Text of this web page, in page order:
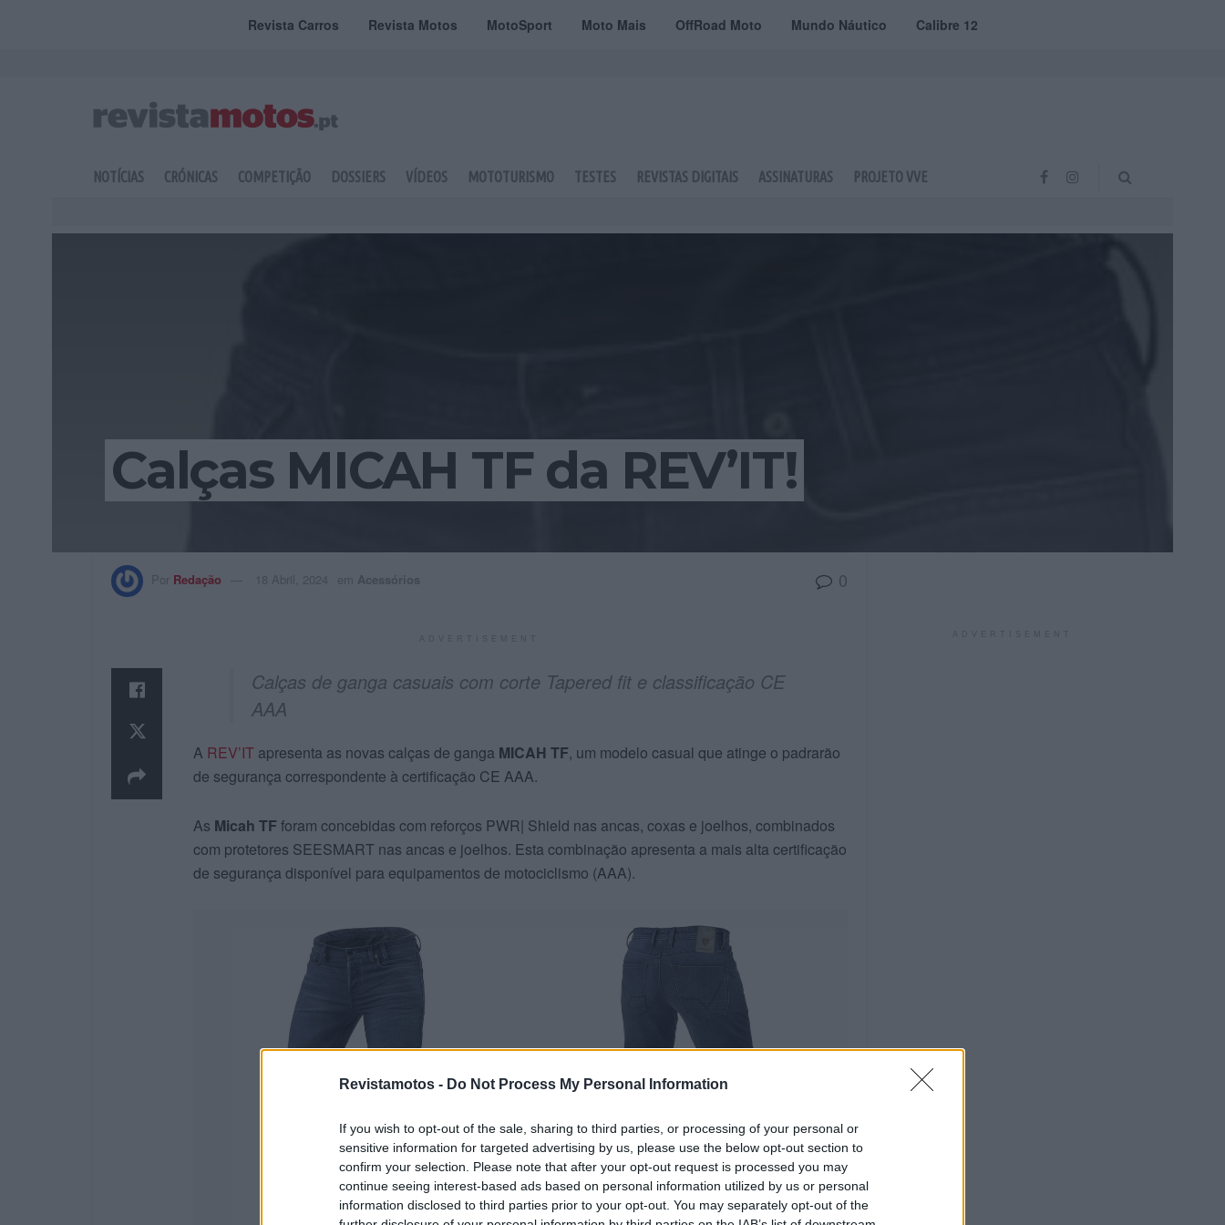
Revistamotos - Do Not Process My Personal Information
If you wish to opt-out of the sale, sharing to third parties, or processing of your personal or
sensitive information for targeted advertising by us, please use the below opt-out section to
confirm your selection. Please note that after your opt-out request is processed you may
continue seeing interest-based ads based on personal information utilized by us or personal
information disclosed to third parties prior to your opt-out. You may separately opt-out of the
Revista Carros Revista Motos MotoSport Moto Mais OffRoad Moto Mundo Náutico Calibre 12
NOTÍCIAS CRÓNICAS COMPETIÇÃO DOSSIERS VÍDEOS MOTOTURISMO TESTES REVISTAS DIGITAIS ASSINATURAS PROJETO VVE
Calças MICAH TF da REV’IT!
Por Redação 18 Abril, 2024 em Acessórios 0
Calças de ganga casuais com corte Tapered fit e classificação CE
AAA
A REV’IT apresenta as novas calças de ganga MICAH TF, um modelo casual que atinge o padrarão
de segurança correspondente à certificação CE AAA.
As Micah TF foram concebidas com reforços PWR| Shield nas ancas, coxas e joelhos, combinados
com protetores SEESMART nas ancas e joelhos. Esta combinação apresenta a mais alta certificação
de segurança disponível para equipamentos de motociclismo (AAA).